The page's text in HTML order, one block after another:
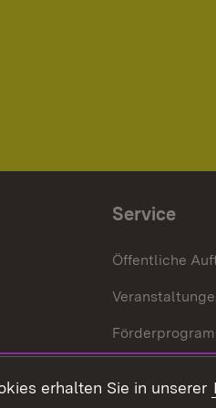
Service
Öffentliche
erhalten Sie in unserer